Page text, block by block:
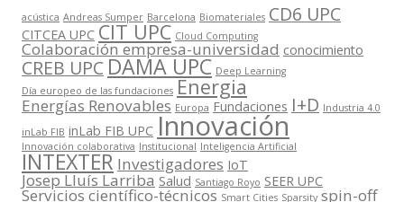
acústica Andreas Sumper Barcelona Biomateriales CD6 UPC
CITCEA UPC CIT UPC Cloud Computing
Colaboración empresa-universidad conocimiento
CREB UPCDAMA UPC Deep Learning
Día europeo de las fundaciones Energia
Energías Renovables Europa Fundaciones I+D Industria 4.0
inLab FIB inLab FIB UPC Innovación
Innovación colaborativa Institucional Inteligencia Artificial
INTEXTER Investigadores IoT
Josep Lluís Larriba Salud Santiago Royo SEER UPC
Servicios científico-técnicos Smart Cities Sparsity spin-off